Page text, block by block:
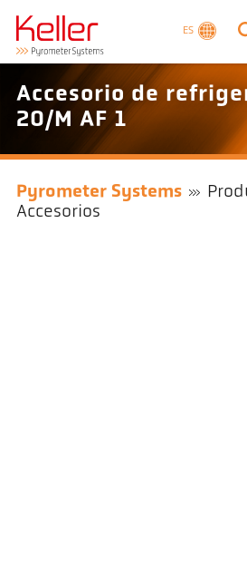
ES
Accesorio de
20/M AF 1
Pyrometer Systems
Accesorios